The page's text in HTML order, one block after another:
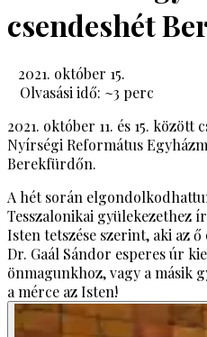
csendeshét
2021. október 15.
Olvasási idő: ~3 perc
2021. október 11. és 15. között
Nyírségi Református
Berekfürdőn.
A hét során
Tesszalonikai gyülekezethez
Isten tetszése szerint, aki az
Dr. Gaál Sándor esperes úr
önmagunkhoz, vagy a másik
a mérce az Isten!